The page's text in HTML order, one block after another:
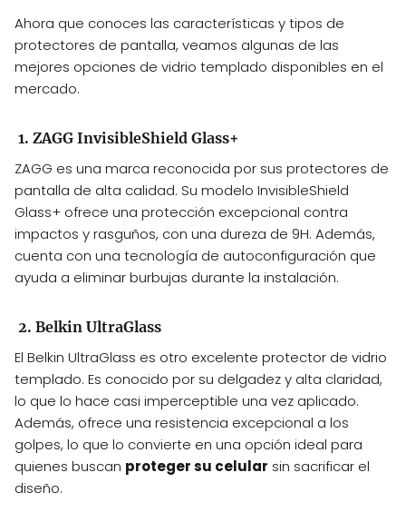
Ahora que conoces las características y tipos de
protectores de pantalla, veamos algunas de las
mejores opciones de vidrio templado disponibles en el
mercado.
1. ZAGG InvisibleShield Glass+
ZAGG es una marca reconocida por sus protectores de
pantalla de alta calidad. Su modelo InvisibleShield
Glass+ ofrece una protección excepcional contra
impactos y rasguños, con una dureza de 9H. Además,
cuenta con una tecnología de autoconfiguración que
ayuda a eliminar burbujas durante la instalación.
2. Belkin UltraGlass
El Belkin UltraGlass es otro excelente protector de vidrio
templado. Es conocido por su delgadez y alta claridad,
lo que lo hace casi imperceptible una vez aplicado.
Además, ofrece una resistencia excepcional a los
golpes, lo que lo convierte en una opción ideal para
quienes buscan proteger su celular sin sacrificar el
diseño.